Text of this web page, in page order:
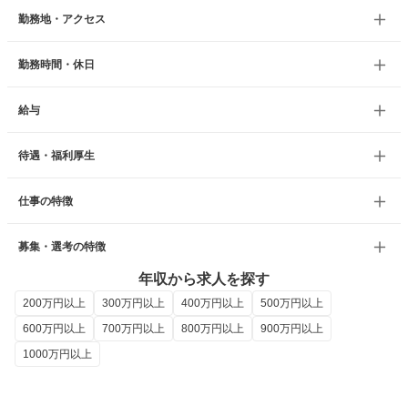
勤務地・アクセス
勤務時間・休日
給与
待遇・福利厚生
仕事の特徴
募集・選考の特徴
年収から求人を探す
200万円以上 300万円以上 400万円以上
500万円以上
600万円以上
700万円以上 800万円以上
900万円以上
1000万円以上